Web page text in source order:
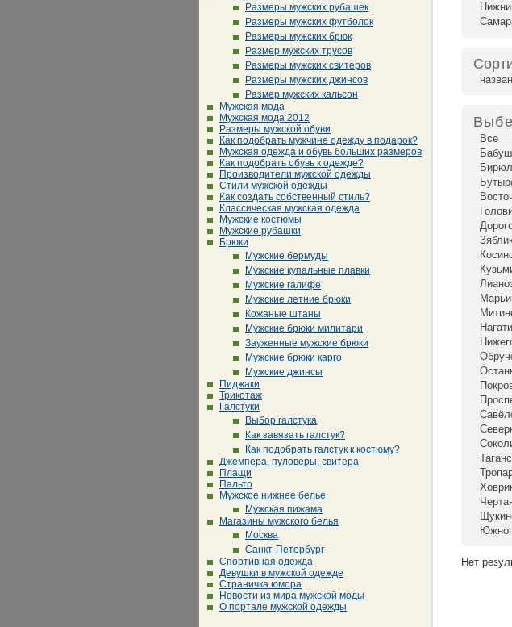
Размеры мужских рубашек
Размеры мужских футболок
Размеры мужских брюк
Размер мужских трусов
Размеры мужских свитеров
Размеры мужских джинсов
Размер мужских кальсон
Мужская мода
Мужская мода 2012
Размеры мужской обуви
Как подобрать мужчине одежду в подарок?
Мужская одежда и обувь больших размеров
Как подобрать обувь к одежде?
Производители мужской одежды
Стили мужской одежды
Как создать собственный стиль?
Классическая мужская одежда
Мужские костюмы
Мужские рубашки
Брюки
Мужские бермуды
Мужские купальные плавки
Мужские галифе
Мужские летние брюки
Кожаные штаны
Мужские брюки милитари
Зауженные мужские брюки
Мужские брюки карго
Мужские джинсы
Пиджаки
Трикотаж
Галстуки
Выбор галстука
Как завязать галстук?
Как подобрать галстук к костюму?
Джемпера, пуловеры, свитера
Плащи
Пальто
Мужское нижнее белье
Мужская пижама
Магазины мужского белья
Москва
Санкт-Петербург
Спортивная одежда
Девушки в мужской одежде
Страничка юмора
Новости из мира мужской моды
О портале мужской одежды
Все
Нет